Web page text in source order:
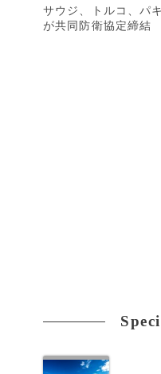
サウジ、トルコ、パ
が共同防衛協定締結